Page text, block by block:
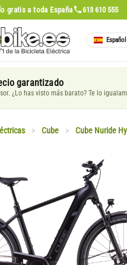
gratis a toda España 613 610 555
Español
garantizado
¿Lo has visto más barato? Te lo
> Cube > Cube Nuride